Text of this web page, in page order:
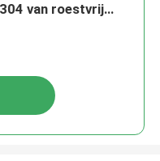
van roestvrij